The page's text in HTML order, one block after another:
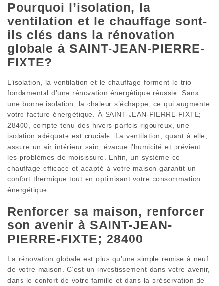
Pourquoi l’isolation, la
ventilation et le chauffage sont-
ils clés dans la rénovation
globale à SAINT-JEAN-PIERRE-
FIXTE?
L’isolation, la ventilation et le chauffage forment le trio
fondamental d’une rénovation énergétique réussie. Sans
une bonne isolation, la chaleur s’échappe, ce qui augmente
votre facture énergétique. À SAINT-JEAN-PIERRE-FIXTE;
28400, compte tenu des hivers parfois rigoureux, une
isolation adéquate est cruciale. La ventilation, quant à elle,
assure un air intérieur sain, évacue l’humidité et prévient
les problèmes de moisissure. Enfin, un système de
chauffage efficace et adapté à votre maison garantit un
confort thermique tout en optimisant votre consommation
énergétique.
Renforcer sa maison, renforcer
son avenir à SAINT-JEAN-
PIERRE-FIXTE; 28400
La rénovation globale est plus qu’une simple remise à neuf
de votre maison. C’est un investissement dans votre avenir,
dans le confort de votre famille et dans la préservation de